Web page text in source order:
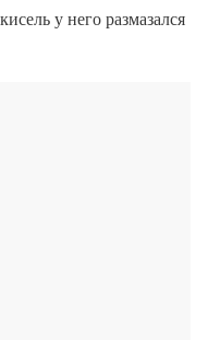
у него размазался